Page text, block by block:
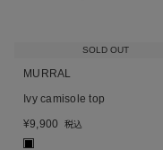
SOLD OUT
MURRAL
Ivy camisole top
¥9,900 税込
■